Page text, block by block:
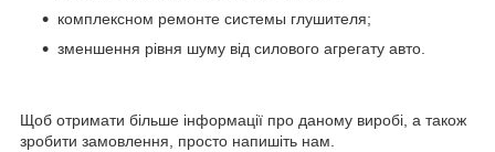
комплексном ремонте системы глушителя;
зменшення рівня шуму від силового агрегату авто.
Щоб отримати більше інформації про даному виробі, а також
зробити замовлення, просто напишіть нам.